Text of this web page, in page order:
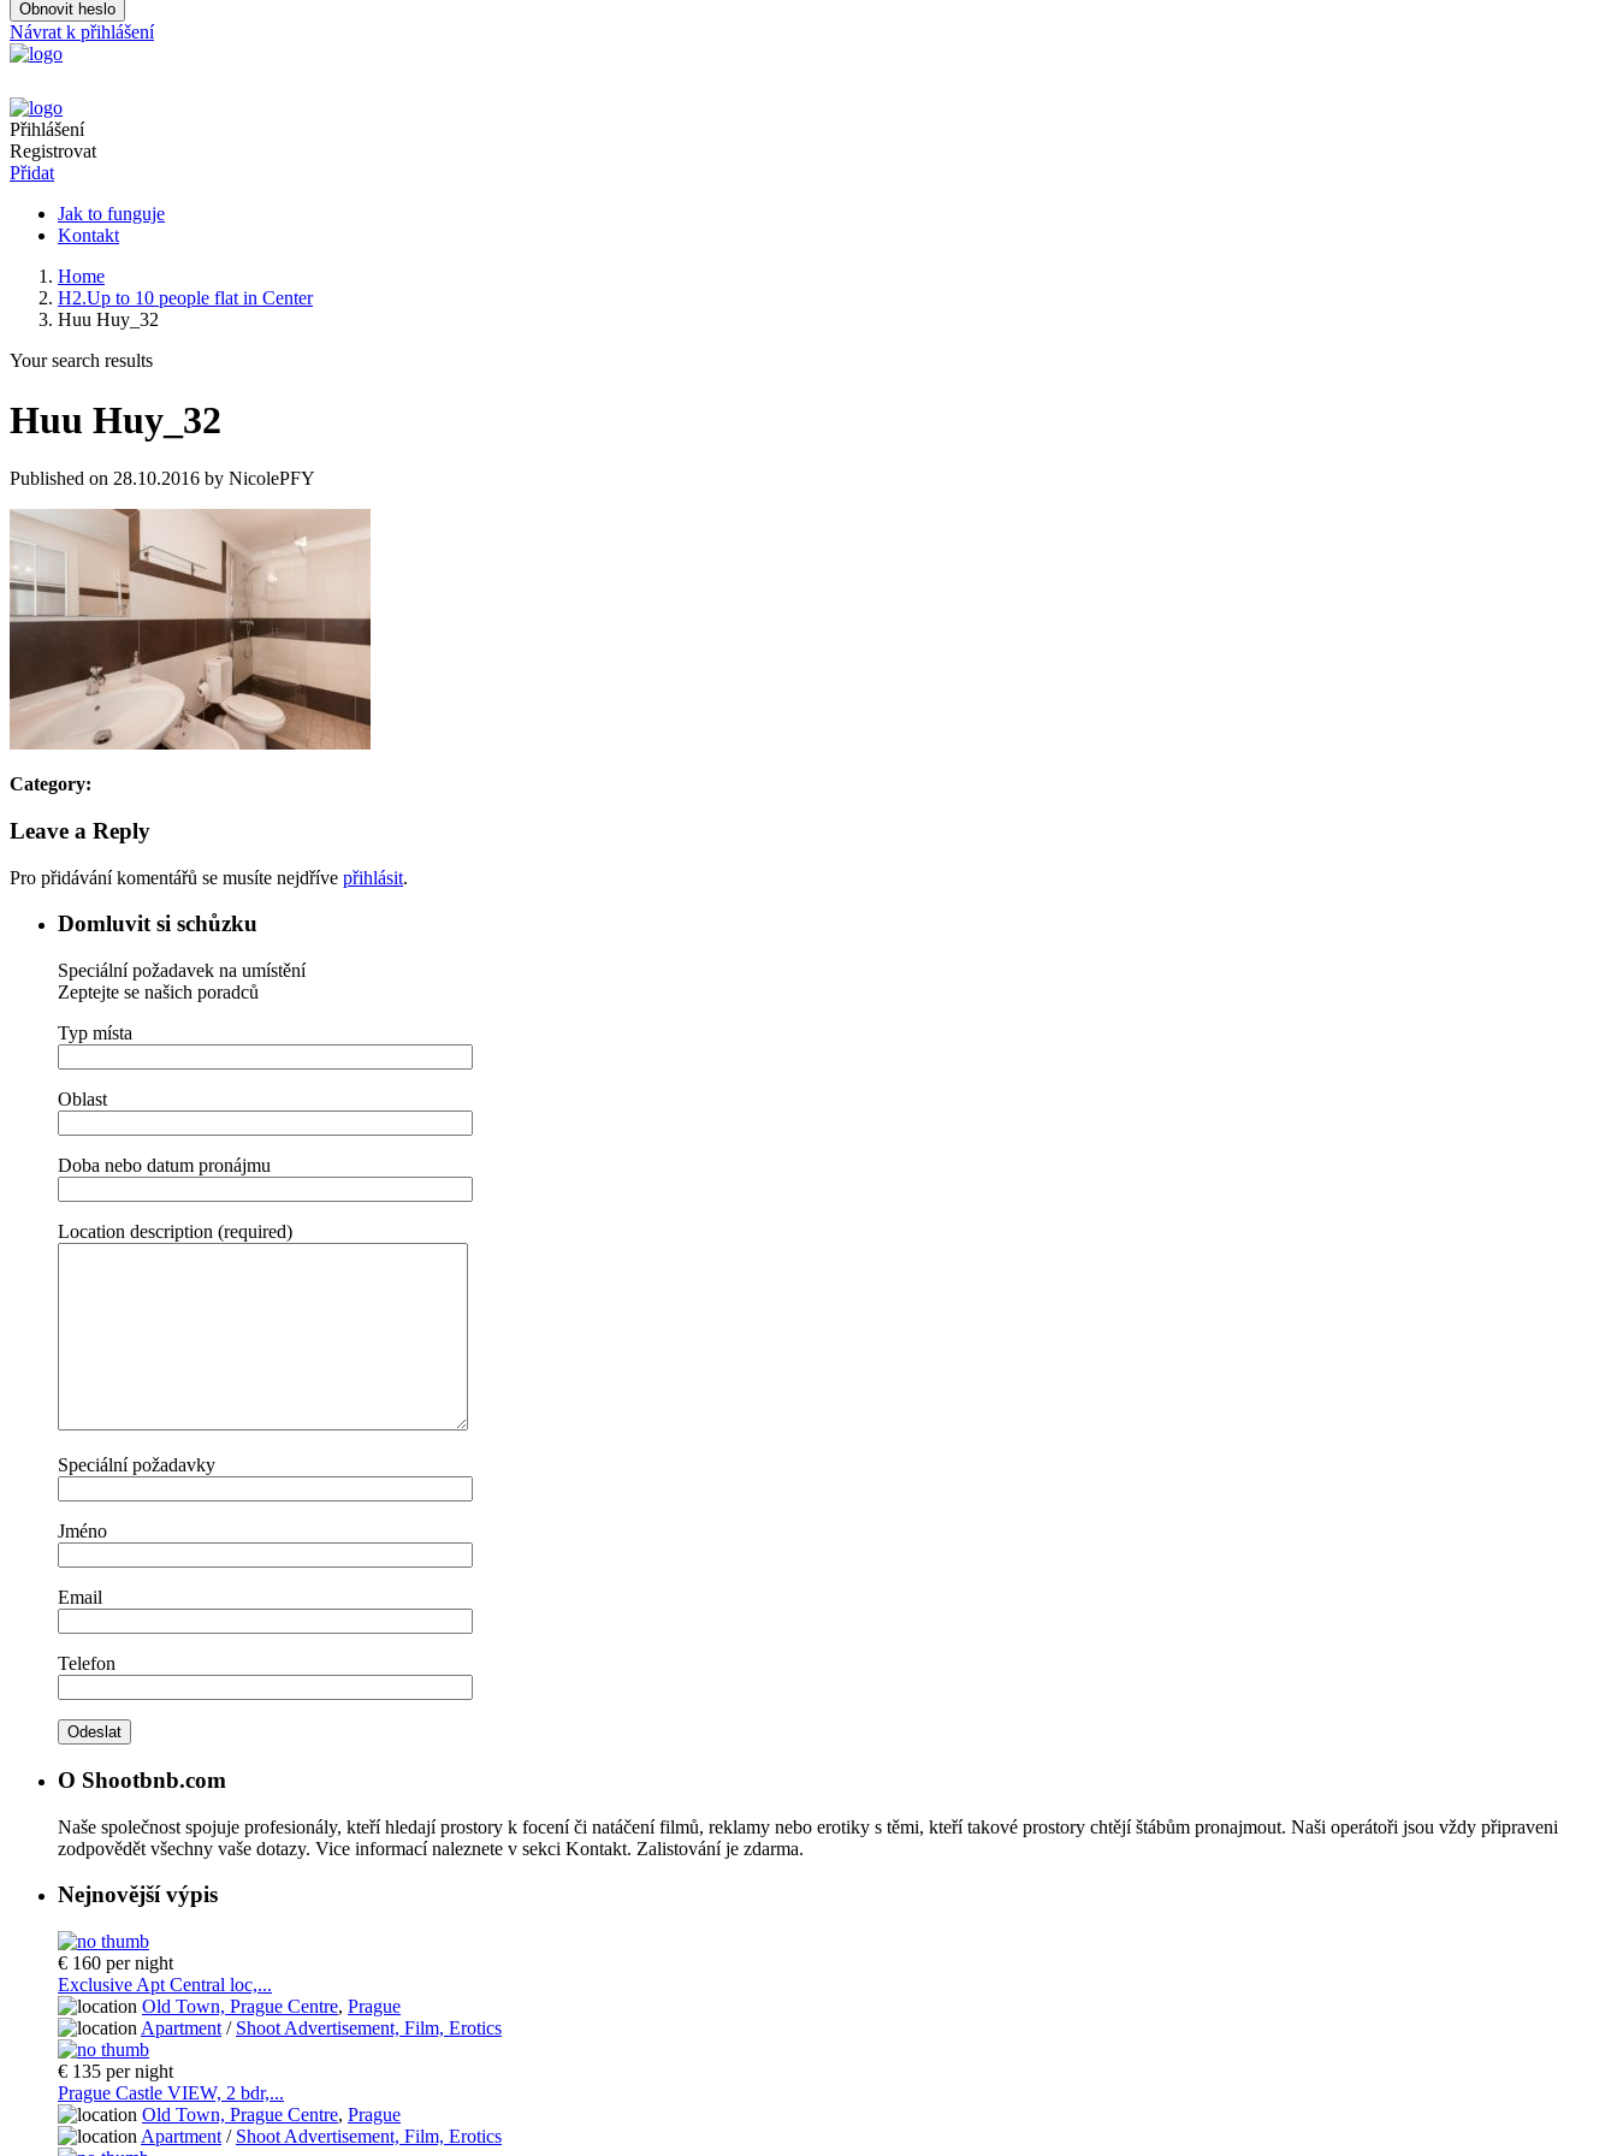
Obnovit heslo
Návrat k přihlášení
Přihlášení
Registrovat
Přidat
Jak to funguje
Kontakt
Home
H2.Up to 10 people flat in Center
Huu Huy_32
Your search results
Huu Huy_32
Published on 28.10.2016 by NicolePFY
Category:
Leave a Reply
Pro přidávání komentářů se musíte nejdříve přihlásit.
Domluvit si schůzku
Speciální požadavek na umístění
Zeptejte se našich poradců
Typ místa
Oblast
Doba nebo datum pronájmu
Location description (required)
Speciální požadavky
Jméno
Email
Telefon
O Shootbnb.com
Naše společnost spojuje profesionály, kteří hledají prostory k focení či natáčení filmů, reklamy nebo erotiky s těmi, kteří takové prostory chtějí štábům pronajmout. Naši operátoři jsou vždy připraveni
zodpovědět všechny vaše dotazy. Vice informací naleznete v sekci Kontakt. Zalistování je zdarma.
Nejnovější výpis
€ 160 per night
Exclusive Apt Central loc,...
Old Town, Prague Centre, Prague
Apartment / Shoot Advertisement, Film, Erotics
€ 135 per night
Prague Castle VIEW, 2 bdr,...
Old Town, Prague Centre, Prague
Apartment / Shoot Advertisement, Film, Erotics